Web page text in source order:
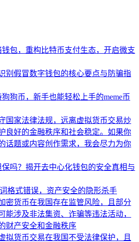
钱包，重构比特币支付生态，开启微支
别假冒数字钱包的核心要点与防骗指
狗币，新手也能轻松上手的meme币
国家法律法规，远离虚拟货币交易炒
良好的金融秩序和社会稳定。如果你
话题或内容创作需求，我会尽力为你
保吗？揭开去中心化钱包的安全真相与
格式错误，资产安全的隐形杀手
密货币在我国存在监管风险，且部分
能涉及非法集资、诈骗等违法活动，
财产安全和金融秩序
拟货币交易在我国不受法律保护，且